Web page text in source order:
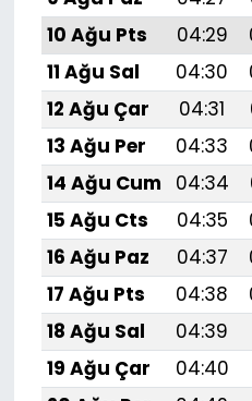
10 Ağu Pts
04:29
11 Ağu Sal
04:30
12 Ağu Çar
04:31
13 Ağu Per
04:33
14 Ağu Cum
04:34
15 Ağu Cts
04:35
16 Ağu Paz
04:37
17 Ağu Pts
04:38
18 Ağu Sal
04:39
19 Ağu Çar
04:40